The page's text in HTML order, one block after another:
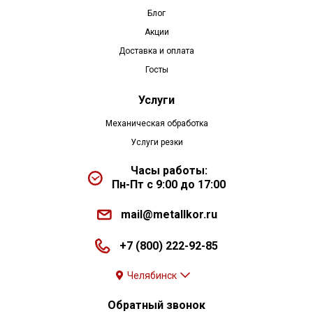
Блог
Акции
Доставка и оплата
Госты
Услуги
Механическая обработка
Услуги резки
Часы работы:
Пн-Пт с 9:00 до 17:00
mail@metallkor.ru
+7 (800) 222-92-85
Челябинск
Обратный звонок